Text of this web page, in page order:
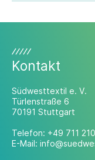
Kontakt
Südwesttextil e. V.
Türlenstraße 6
70191 Stuttgart
Telefon: +49 711
E-Mail: